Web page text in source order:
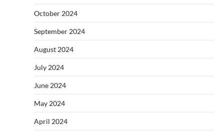
October 2024
September 2024
August 2024
July 2024
June 2024
May 2024
April 2024